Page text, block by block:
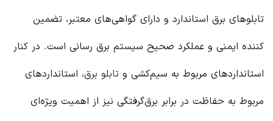
تابلوهای برق استاندارد و دارای گواهی‌های معتبر، تضمین
کننده ایمنی و عملکرد صحیح سیستم برق رسانی است. در کنار
استانداردهای مربوط به سیم‌کشی و تابلو برق، استانداردهای
مربوط به حفاظت در برابر برق‌گرفتگی نیز از اهمیت ویژه‌ای